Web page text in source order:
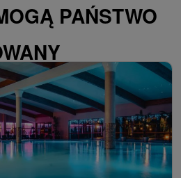
PAŃSTWO